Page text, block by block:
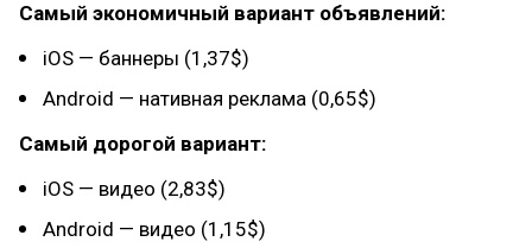
Самый экономичный вариант объявлений:
iOS — баннеры (1,37$)
Android — нативная реклама (0,65$)
Самый дорогой вариант:
iOS — видео (2,83$)
Android — видео (1,15$)